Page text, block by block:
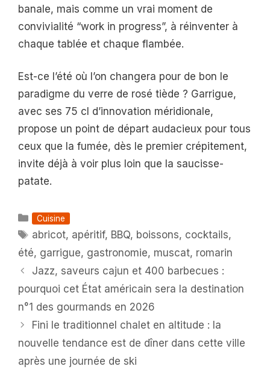
banale, mais comme un vrai moment de
convivialité “work in progress”, à réinventer à
chaque tablée et chaque flambée.
Est-ce l’été où l’on changera pour de bon le
paradigme du verre de rosé tiède ? Garrigue,
avec ses 75 cl d’innovation méridionale,
propose un point de départ audacieux pour tous
ceux que la fumée, dès le premier crépitement,
invite déjà à voir plus loin que la saucisse-
patate.
Catégories
Cuisine
Étiquettes
abricot, apéritif, BBQ, boissons, cocktails,
été, garrigue, gastronomie, muscat, romarin
Jazz, saveurs cajun et 400 barbecues :
pourquoi cet État américain sera la destination
n°1 des gourmands en 2026
Fini le traditionnel chalet en altitude : la
nouvelle tendance est de dîner dans cette ville
après une journée de ski